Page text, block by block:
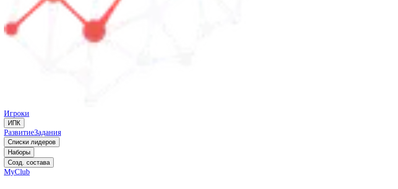
Игроки
ИПК
РазвитиеЗадания
Списки лидеров
Наборы
Созд. состава
MyClub